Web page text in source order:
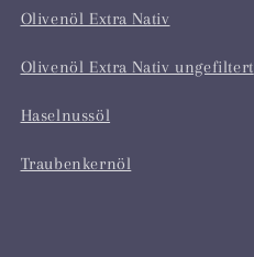
Olivenöl Extra Nativ
Olivenöl Extra Nativ ungefiltert
Haselnussöl
Traubenkernöl